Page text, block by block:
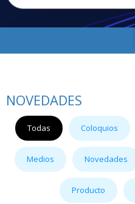
NOVEDADES
Todas Coloquios
Medios Novedades
Producto